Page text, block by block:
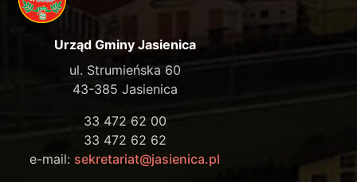
Urząd Gminy Jasienica
ul. Strumieńska 60
43-385 Jasienica
33 472 62 00
33 472 62 62
e-mail: sekretariat@jasienica.pl